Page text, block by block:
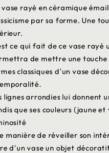
vase rayé en céramique
par sa forme. Une
ce qui fait de ce vase rayé
de mettre une
classiques d'un vase
lignes arrondies lui
que ses couleurs (jaune
manière de réveiller son
d'un vase un objet